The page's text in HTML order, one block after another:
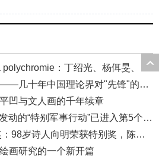
· 色彩之外 Au delà de la polychromie：丁绍光、杨佴旻、Alain Cardenas·Castro巴黎展
· 杨佴旻：迷雾中的混淆——几十年中国理论界对"先锋"的误读，对创作的误导
凹与文人画的千年续章
· 2026年4月23日俄罗斯发动的“特别军事行动”已进入第5个年头，俄乌局势最新综述
· 2025北京文艺网诗人奖：98岁诗人向明荣获特别奖，陈东东荣获诗人奖，茱萸荣获年度诗人奖！
画研究的一个新开篇